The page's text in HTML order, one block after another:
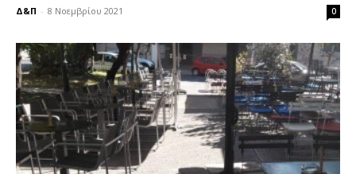
Δ&Π - 8 Νοεμβρίου 2021 0